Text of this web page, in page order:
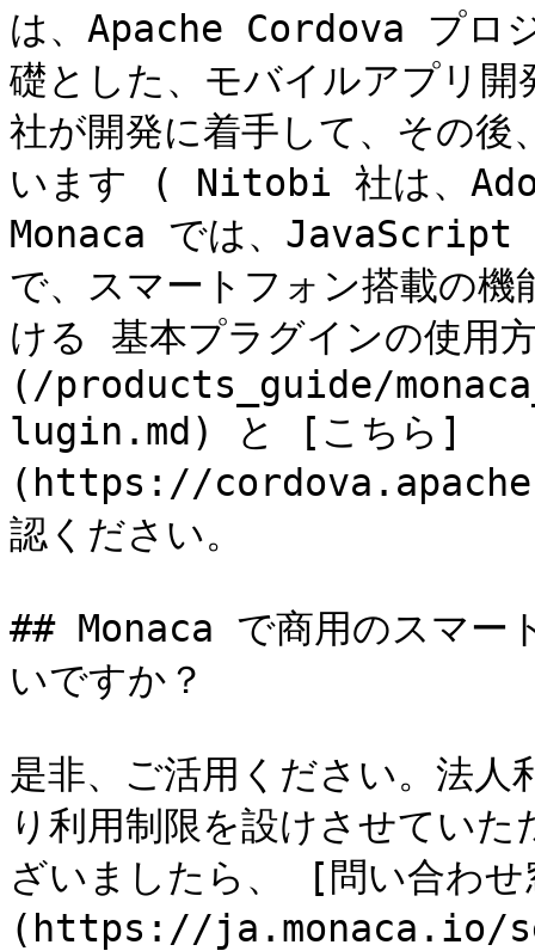
は、Apache Cordova プロ
礎とした、モバイルアプリ
社が開発に着手して、その
います ( Nitobi 社は、
Monaca では、JavaScript
で、スマートフォン搭載の
ける 基本プラグインの使用
(/products_guide/
lugin.md) と [こちら]
(https://
認ください。
## Monaca で商用のスマー
いですか？
是非、ご活用ください。法
り利用制限を設けさせてい
ざいましたら、 [問い合わ
(https://ja.monaca.io/